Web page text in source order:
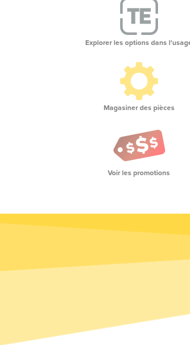
Explorer les options dans
Magasiner des pièces
Voir les promotions